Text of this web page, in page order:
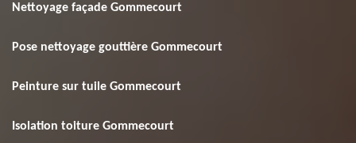
Nettoyage façade Gommecourt
Pose nettoyage gouttière Gommecourt
Peinture sur tuile Gommecourt
Isolation toiture Gommecourt